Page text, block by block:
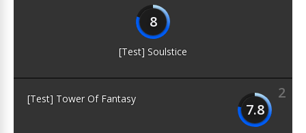
8
[Test] Soulstice
2
7.8
[Test] Tower Of Fantasy